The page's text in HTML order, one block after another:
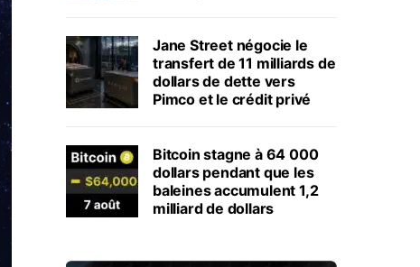
Jane Street négocie le
transfert de 11 milliards de
dollars de dette vers
Pimco et le crédit privé
Bitcoin stagne à 64 000
dollars pendant que les
baleines accumulent 1,2
milliard de dollars